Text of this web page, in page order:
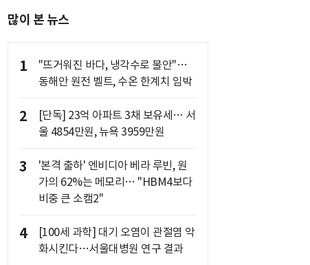
많이 본 뉴스
1
"뜨거워진 바다, 냉각수로 불안"…
동해안 원전 벨트, 수온 한계치 임박
2
[단독] 23억 아파트 3채 보유세… 서
울 4854만원, 뉴욕 3959만원
3
'본격 출하' 엔비디아 베라 루빈, 원
가의 62%는 메모리… "HBM4보다
비중 큰 소캠2"
4
[100세 과학] 대기 오염이 관절염 악
화시킨다…서울대병원 연구 결과